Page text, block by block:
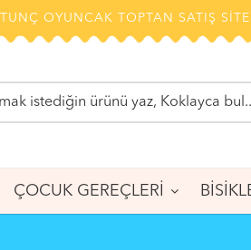
TUNÇ OYUNCAK TOPTAN SATIŞ
ÇOCUK GEREÇLERİ